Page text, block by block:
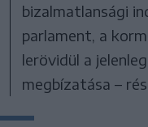
bizalmatlansági
parlament, a
lerövidül a
megbízatása –